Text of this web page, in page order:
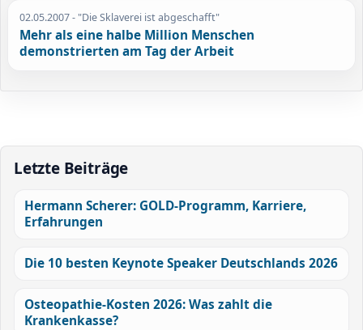
02.05.2007- "Die Sklaverei ist abgeschafft"
Mehr als eine halbe Million Menschen
demonstrierten am Tag der Arbeit
Letzte Beiträge
Hermann Scherer: GOLD-Programm, Karriere,
Erfahrungen
Die 10 besten Keynote Speaker Deutschlands 2026
Osteopathie-Kosten 2026: Was zahlt die
Krankenkasse?